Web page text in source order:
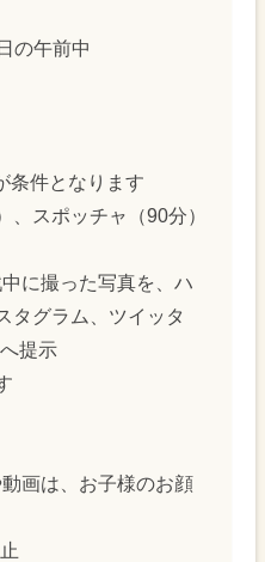
の午前中
条件となります
スポッチャ（90分）
に撮った写真を、ハ
タグラム、ツイッタ
提示
画は、お子様のお顔